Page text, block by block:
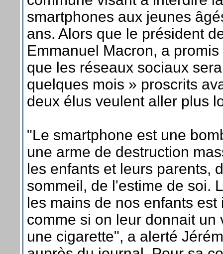
smartphones aux jeunes
ans. Alors que le président
Emmanuel Macron, a
que les réseaux sociaux
quelques mois » proscrits
deux élus veulent aller plus
"Le smartphone est une
une arme de destruction
les enfants et leurs parents,
sommeil, de l'estime de soi.
les mains de nos enfants est
comme si on leur donnait un
une cigarette", a alerté